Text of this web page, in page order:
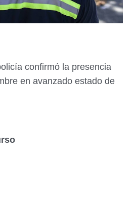
confirmó la presencia
en avanzado estado de